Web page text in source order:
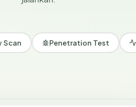
Scan Penetration Test